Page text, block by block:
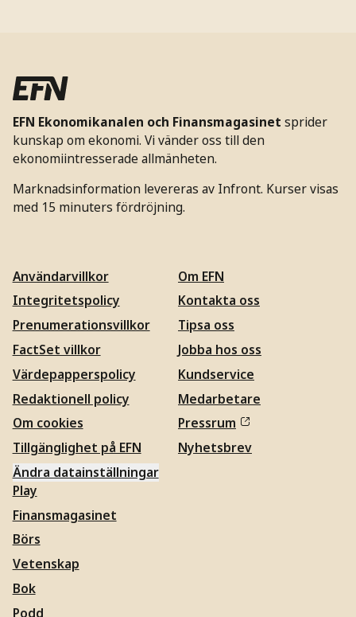
EFN Ekonomikanalen och Finansmagasinet sprider
kunskap om ekonomi. Vi vänder oss till den
ekonomiintresserade allmänheten.
Marknadsinformation levereras av Infront. Kurser visas
med 15 minuters fördröjning.
Användarvillkor
Integritetspolicy
Prenumerationsvillkor
FactSet villkor
Värdepapperspolicy
Redaktionell policy
Om cookies
Tillgänglighet på EFN
Ändra datainställningar
Om EFN
Kontakta oss
Tipsa oss
Jobba hos oss
Kundservice
Medarbetare
Pressrum
Nyhetsbrev
Play
Finansmagasinet
Börs
Vetenskap
Bok
Podd